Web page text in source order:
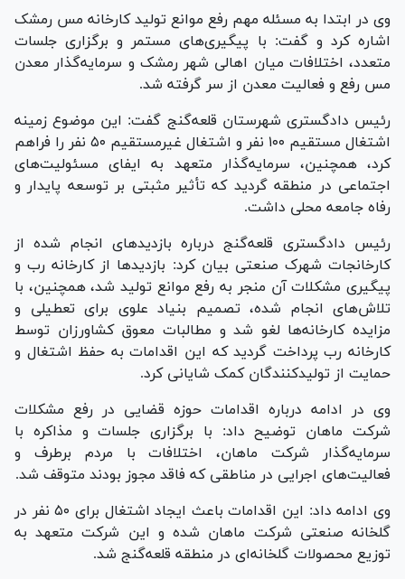
وی در ابتدا به مسئله مهم رفع موانع تولید کارخانه مس رمشک
اشاره کرد و گفت: با پیگیری‌های مستمر و برگزاری جلسات
متعدد، اختلافات میان اهالی شهر رمشک و سرمایه‌گذار معدن
مس رفع و فعالیت معدن از سر گرفته شد.
رئیس دادگستری شهرستان قلعه‌گنج گفت: این موضوع زمینه
اشتغال مستقیم ۱۰۰ نفر و اشتغال غیرمستقیم ۵۰ نفر را فراهم
کرد، همچنین، سرمایه‌گذار متعهد به ایفای مسئولیت‌های
اجتماعی در منطقه گردید که تأثیر مثبتی بر توسعه پایدار و
رفاه جامعه محلی داشت.
رئیس دادگستری قلعه‌گنج درباره بازدید‌های انجام شده از
کارخانجات شهرک صنعتی بیان کرد: بازدید‌ها از کارخانه رب و
پیگیری مشکلات آن منجر به رفع موانع تولید شد، همچنین، با
تلاش‌های انجام شده، تصمیم بنیاد علوی برای تعطیلی و
مزایده کارخانه‌ها لغو شد و مطالبات معوق کشاورزان توسط
کارخانه رب پرداخت گردید که این اقدامات به حفظ اشتغال و
حمایت از تولیدکنندگان کمک شایانی کرد.
وی در ادامه درباره اقدامات حوزه قضایی در رفع مشکلات
شرکت ماهان توضیح داد: با برگزاری جلسات و مذاکره با
سرمایه‌گذار شرکت ماهان، اختلافات با مردم برطرف و
فعالیت‌های اجرایی در مناطقی که فاقد مجوز بودند متوقف شد.
وی ادامه داد: این اقدامات باعث ایجاد اشتغال برای ۵۰ نفر در
گلخانه صنعتی شرکت ماهان شده و این شرکت متعهد به
توزیع محصولات گلخانه‌ای در منطقه قلعه‌گنج شد.